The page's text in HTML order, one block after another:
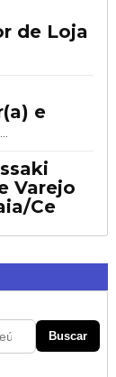
de Loja
e
Varejo
Ce
Buscar